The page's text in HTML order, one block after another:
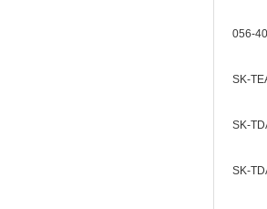
056-
SK-
SK-
SK-